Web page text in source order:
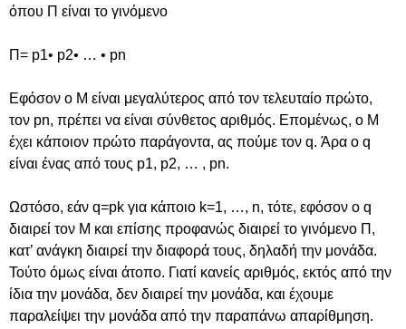
όπου Π είναι το γινόμενο
Π= p1• p2• … • pn
Εφόσον ο Μ είναι μεγαλύτερος από τον τελευταίο πρώτο,
τον pn, πρέπει να είναι σύνθετος αριθμός. Επομένως, ο Μ
έχει κάποιον πρώτο παράγοντα, ας πούμε τον q. Άρα ο q
είναι ένας από τους p1, p2, … , pn.
Ωστόσο, εάν q=pk για κάποιο k=1, …, n, τότε, εφόσον ο q
διαιρεί τον Μ και επίσης προφανώς διαιρεί το γινόμενο Π,
κατ’ ανάγκη διαιρεί την διαφορά τους, δηλαδή την μονάδα.
Τούτο όμως είναι άτοπο. Γιατί κανείς αριθμός, εκτός από την
ίδια την μονάδα, δεν διαιρεί την μονάδα, και έχουμε
παραλείψει την μονάδα από την παραπάνω απαρίθμηση.